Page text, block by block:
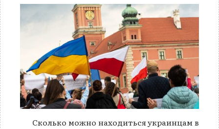
Сколько можно находиться украинцам в